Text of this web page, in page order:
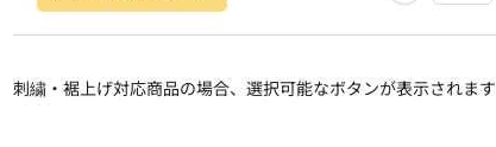
刺繍・裾上げ対応商品の場合、選択可能なボタンが表示されます